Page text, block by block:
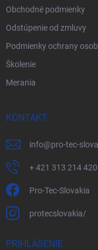
Obchodné podmienky
Odstúpenie od zmluvy
Podmienky ochrany
Školenie
Merania
KONTAKT
info@pro-tec-
+ 421 313 214 420
Pro-Tec-Slovakia
protecslovakia/
PRIHLÁSENIE